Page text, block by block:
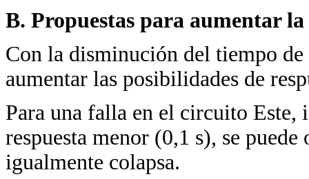
B. Propuestas para aumentar
Con la disminución del tiempo de
aumentar las posibilidades de
Para una falla en el circuito
respuesta menor (0,1 s), se
igualmente colapsa.